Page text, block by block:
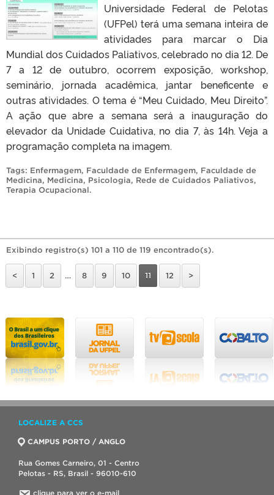
Universidade Federal de Pelotas
(UFPel) terá uma semana inteira de
atividades para marcar o Dia
Mundial dos Cuidados Paliativos, celebrado no dia 12. De
7 a 12 de outubro, ocorrem exposição, workshop,
seminário, jornada acadêmica, jantar beneficente e
outras atividades. O tema é “Meu Cuidado, Meu Direito”.
A ação que abre a semana será a inauguração do
elevador da Unidade Cuidativa, no dia 7, às 14h. Veja a
programação completa na imagem.
Tags: Enfermagem, Faculdade de Enfermagem, Faculdade de
Medicina, Medicina, Psicologia, Rede de Cuidados Paliativos,
Terapia Ocupacional.
Exibindo registro(s) 101 a 110 de 119 encontrado(s).
< 1 2 … 8 9 10 11 12 >
LOCALIZE A CCS
CAMPUS PORTO / ANGLO
Rua Gomes Carneiro, 01 - Centro
Pelotas - RS, Brasil - 96010-610
clique para ver o e-mail